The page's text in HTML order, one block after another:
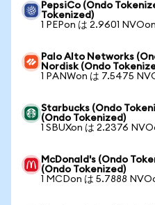
PepsiCo (Ondo
Tokenized)
1 PEPon は 2.9601
Palo Alto Networks
Nordisk (Ondo
1 PANWon は 7.5475
Starbucks (Ondo
(Ondo Tokenized)
1 SBUXon は 2.2376
McDonald's (Ondo
(Ondo Tokenized)
1 MCDon は 5.7888